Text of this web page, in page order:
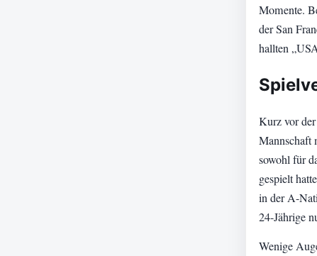
Momente.
der San
hallten
Kurz vor
Mannschaft
sowohl für
gespielt
in der A-
24-Jährige
Wenige